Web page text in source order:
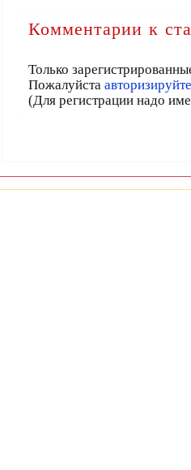
Комментарии к
Только
Пожалуйста
(Для регистрации надо